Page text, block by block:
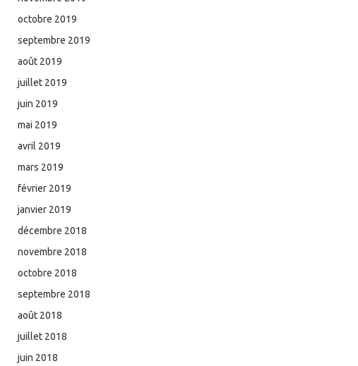
octobre 2019
septembre 2019
août 2019
juillet 2019
juin 2019
mai 2019
avril 2019
mars 2019
février 2019
janvier 2019
décembre 2018
novembre 2018
octobre 2018
septembre 2018
août 2018
juillet 2018
juin 2018